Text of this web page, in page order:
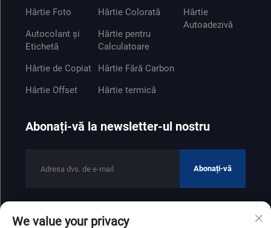
Hârtie Foto
Autocolant și
Etichetă
Hârtie de Copiat
Hârtie Offset
Hârtie Colorată
Hârtie pentru
Calculatoare
Hârtie Fără Carbon
Hârtie termică
Hârtie
Autoadezivă
Abonați-vă la newsletter-ul nostru
Abonați-vă
Drepturi de autor © 2025 de Shandong Zhenfeng Paper Industry
We value your privacy